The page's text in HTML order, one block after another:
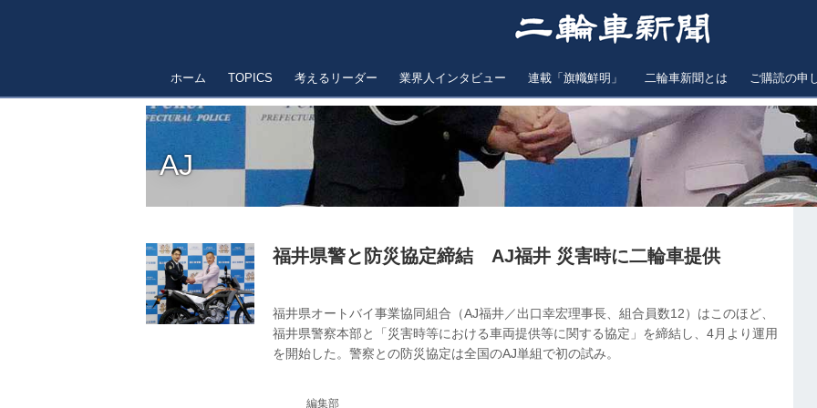
ホーム TOPICS 考えるリーダー 業界人インタビュー 連載「旗幟鮮明」 二輪車新聞とは ご購読の申
AJ
福井県警と防災協定締結 AJ福井 災害時に二輪車提供
福井県オートバイ事業協同組合（AJ福井／出口幸宏理事長、組合員数12）はこのほど、
福井県警察本部と「災害時等における車両提供等に関する協定」を締結し、4月より運用
を開始した。警察との防災協定は全国のAJ単組で初の試み。
編集部